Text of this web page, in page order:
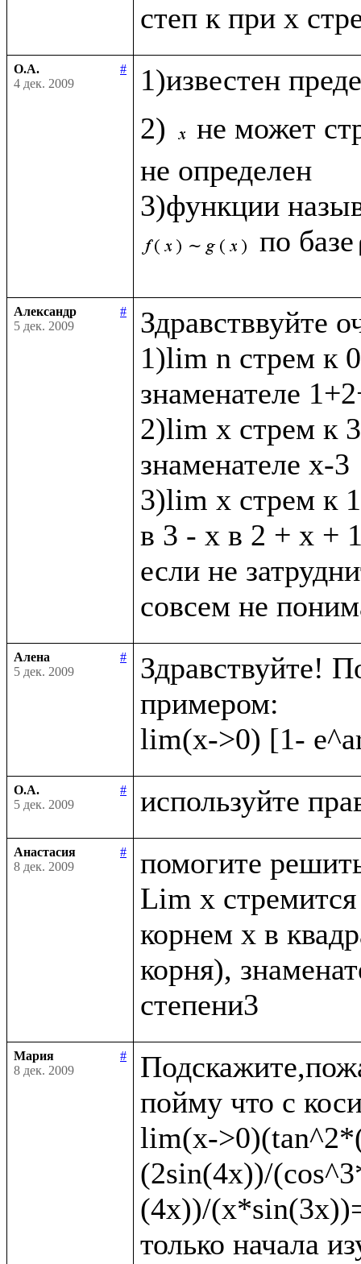
О.А.
#
4 дек. 2009
1)известен
2)
не может
не определен
3)функции
по базе
Александр
#
5 дек. 2009
Здравстввуйте
1)lim n стрем к
знаменателе
2)lim x стрем к
знаменателе х-3
3)lim x стрем к
в 3 - х в 2 + х +
если не
Алена
#
5 дек. 2009
Здравствуйте!
примером:
О.А.
#
5 дек. 2009
Анастасия
#
8 дек. 2009
помогите
Lim x
корнем x в
корня),
Мария
#
8 дек. 2009
пойму что с
lim(x-
(2sin(4x))/
(4x))/
только начала